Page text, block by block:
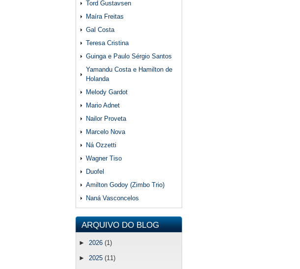
Tord Gustavsen
Maíra Freitas
Gal Costa
Teresa Cristina
Guinga e Paulo Sérgio Santos
Yamandu Costa e Hamilton de
Holanda
Melody Gardot
Mario Adnet
Nailor Proveta
Marcelo Nova
Ná Ozzetti
Wagner Tiso
Duofel
Amilton Godoy (Zimbo Trio)
Naná Vasconcelos
ARQUIVO DO BLOG
► 2026 (1)
► 2025 (11)